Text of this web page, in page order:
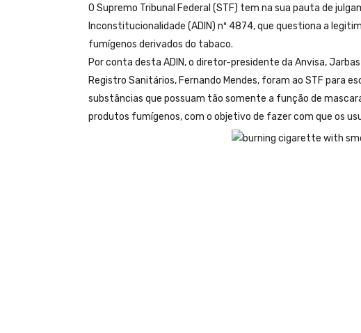
O Supremo Tribunal Federal (STF) tem na sua pauta de
Inconstitucionalidade (ADIN) nº 4874, que questiona a
fumígenos derivados do tabaco.
Por conta desta ADIN, o diretor-presidente da Anvisa,
Registro Sanitários, Fernando Mendes, foram ao STF para
substâncias que possuam tão somente a função de
produtos fumígenos, com o objetivo de fazer com que os